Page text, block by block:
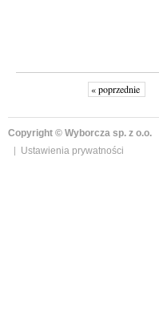
« poprzednie
Copyright © Wyborcza sp. z o.o.
Ustawienia prywatności